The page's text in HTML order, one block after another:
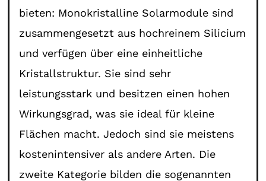
bieten: Monokristalline Solarmodule sind
zusammengesetzt aus hochreinem Silicium
und verfügen über eine einheitliche
Kristallstruktur. Sie sind sehr
leistungsstark und besitzen einen hohen
Wirkungsgrad, was sie ideal für kleine
Flächen macht. Jedoch sind sie meistens
kostenintensiver als andere Arten. Die
zweite Kategorie bilden die sogenannten